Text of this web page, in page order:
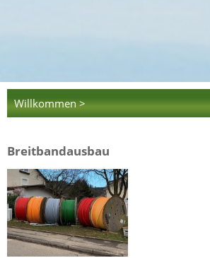
Willkommen >
Breitbandausbau